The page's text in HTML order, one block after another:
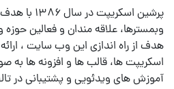
پرشین
وبمسترها، علاقه مندان و فعالین حوزه
هدف از راه اندازی این وب سایت ،
اسکریپت ها، قالب ها و افزونه ها به
آموزش های ویدئویی و پشتیبانی در